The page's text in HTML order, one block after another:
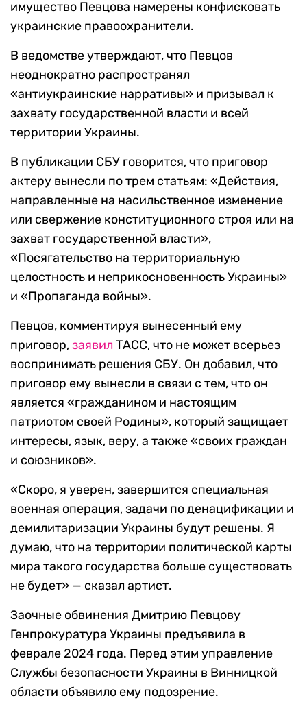
имущество Певцова намерены конфисковать
украинские правоохранители.
В ведомстве утверждают, что Певцов
неоднократно распространял
«антиукраинские нарративы» и призывал к
захвату государственной власти и всей
территории Украины.
В публикации СБУ говорится, что приговор
актеру вынесли по трем статьям: «Действия,
направленные на насильственное изменение
или свержение конституционного строя или на
захват государственной власти»,
«Посягательство на территориальную
целостность и неприкосновенность Украины»
и «Пропаганда войны».
Певцов, комментируя вынесенный ему
приговор,заявил ТАСС, что не может всерьез
воспринимать решения СБУ. Он добавил, что
приговор ему вынесли в связи с тем, что он
является «гражданином и настоящим
патриотом своей Родины», который защищает
интересы, язык, веру, а также «своих граждан
и союзников».
«Скоро, я уверен, завершится специальная
военная операция, задачи по денацификации и
демилитаризации Украины будут решены. Я
думаю, что на территории политической карты
мира такого государства больше существовать
не будет» — сказал артист.
Заочные обвинения Дмитрию Певцову
Генпрокуратура Украины предъявила в
феврале 2024 года. Перед этим управление
Службы безопасности Украины в Винницкой
области объявило ему подозрение.